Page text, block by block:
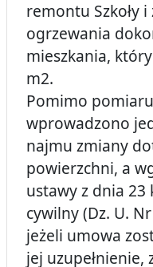
remontu Szkoły
ogrzewania
mieszkania,
m2.
Pomimo
wprowadzono
najmu zmiany
powierzchni, a
ustawy z dnia 23
cywilny (Dz. U.
jeżeli umowa
jej